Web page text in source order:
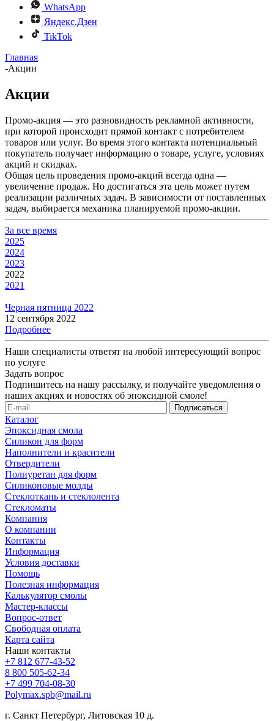
WhatsApp
Яндекс.Дзен
TikTok
Главная
-Акции
Акции
Промо-акция — это разновидность рекламной активности,
при которой происходит прямой контакт с потребителем
товаров или услуг. Во время этого контакта потенциальный
покупатель получает информацию о товаре, услуге, условиях
акций и скидках.
Общая цель проведения промо-акций всегда одна —
увеличение продаж. Но достигаться эта цель может путем
реализации различных задач. В зависимости от поставленных
задач, выбирается механика планируемой промо-акции.
За все время
2025
2024
2023
2022
2021
Черная пятница 2022
12 сентября 2022
Подробнее
Наши специалисты ответят на любой интересующий вопрос
по услуге
Задать вопрос
Подпишитесь на нашу рассылку, и получайте уведомления о
наших акциях и новостях об эпоксидной смоле!
Каталог
Эпоксидная смола
Силикон для форм
Наполнители и красители
Отвердители
Полиуретан для форм
Силиконовые молды
Стеклоткань и стеклолента
Стекломаты
Компания
О компании
Контакты
Информация
Условия доставки
Помощь
Полезная информация
Калькулятор смолы
Мастер-классы
Вопрос-ответ
Свободная оплата
Карта сайта
Наши контакты
+7 812 677-43-52
8 800 505-62-34
+7 499 704-08-30
Polymax.spb@mail.ru
г. Санкт Петербург, Литовская 10 д.